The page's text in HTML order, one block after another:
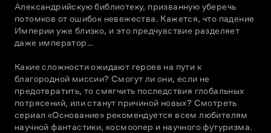
Александрийскую библиотеку, призванную уберечь
потомков от ошибок невежества. Кажется, что падение
Империи уже близко, и это предчувствие разделяет
даже император…
Какие сложности ожидают героев на пути к
благородной миссии? Смогут ли они, если не
предотвратить, то смягчить последствия глобальных
потрясений, или станут причиной новых? Смотреть
сериал «Основание» рекомендуется всем любителям
научной фантастики, космоопер и научного футуризма.